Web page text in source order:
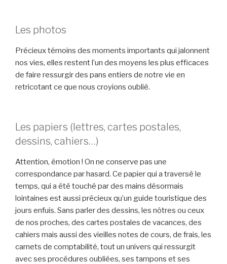
Les photos
Précieux témoins des moments importants qui jalonnent
nos vies, elles restent l’un des moyens les plus efficaces
de faire ressurgir des pans entiers de notre vie en
retricotant ce que nous croyions oublié.
Les papiers (lettres, cartes postales,
dessins, cahiers…)
Attention, émotion ! On ne conserve pas une
correspondance par hasard. Ce papier qui a traversé le
temps, qui a été touché par des mains désormais
lointaines est aussi précieux qu’un guide touristique des
jours enfuis. Sans parler des dessins, les nôtres ou ceux
de nos proches, des cartes postales de vacances, des
cahiers mais aussi des vieilles notes de cours, de frais, les
carnets de comptabilité, tout un univers qui ressurgit
avec ses procédures oubliées, ses tampons et ses